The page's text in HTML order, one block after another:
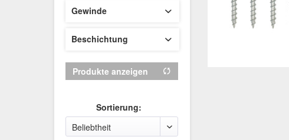
50 mm
TX20
Gewinde
Grobgewinde
Beschichtung
gelb verzinkt
hell verzinkt Chrome(VI) frei
Produkte anzeigen
Sortierung: